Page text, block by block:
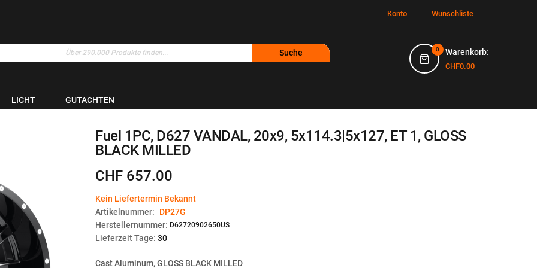
Konto Wunschliste
0 Warenkorb:
CHF0.00
Suche
LICHT GUTACHTEN
Fuel 1PC, D627 VANDAL, 20x9, 5x114.3|5x127, ET 1, GLOSS
BLACK MILLED
CHF 657.00
Kein Liefertermin Bekannt
Artikelnummer:
DP27G
Herstellernummer: D62720902650US
Lieferzeit Tage: 30
Cast Aluminum, GLOSS BLACK MILLED